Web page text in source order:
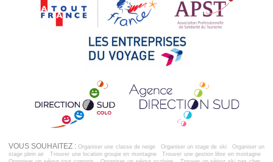
VOUS SOUHAITEZ :Organiser une classe de neige Organiser un stage de ski
Organiser un
stage plein air
Trouver une location groupe en montagne
Trouver une gestion libre en montagne